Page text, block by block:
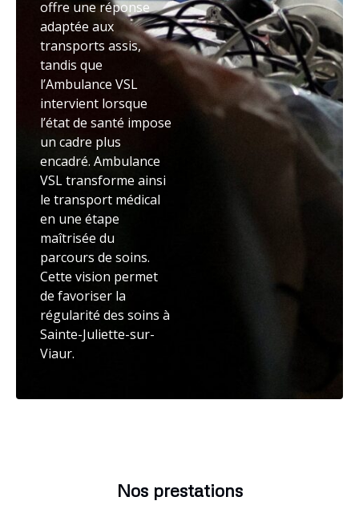
offre une réponse
adaptée aux
transports assis,
tandis que
l’Ambulance VSL
intervient lorsque
l’état de santé impose
un cadre plus
encadré. Ambulance
VSL transforme ainsi
le transport médical
en une étape
maîtrisée du
parcours de soins.
Cette vision permet
de favoriser la
régularité des soins à
Sainte-Juliette-sur-
Viaur.
Nos prestations